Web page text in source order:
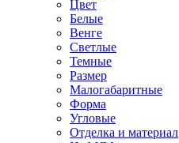
Цвет
Белые
Венге
Светлые
Темные
Размер
Малогабаритные
Форма
Угловые
Отделка и материал